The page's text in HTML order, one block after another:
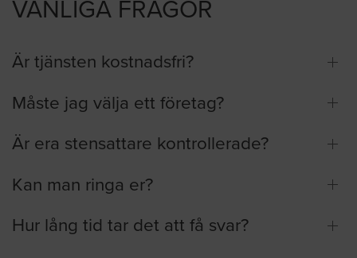
VANLIGA FRÅGOR
Är tjänsten kostnadsfri?
Måste jag välja ett företag?
Är era stensattare kontrollerade?
Kan man ringa er?
Hur lång tid tar det att få svar?